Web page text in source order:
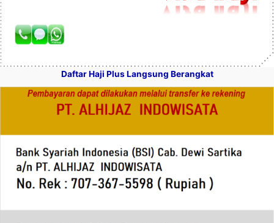
Daftar Haji Plus Langsung Berangkat